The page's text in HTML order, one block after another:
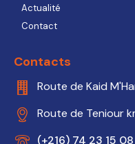
Actualité
Contact
Contacts
Route de Kaid
Route de Teniour
(+216) 74 23 15 08